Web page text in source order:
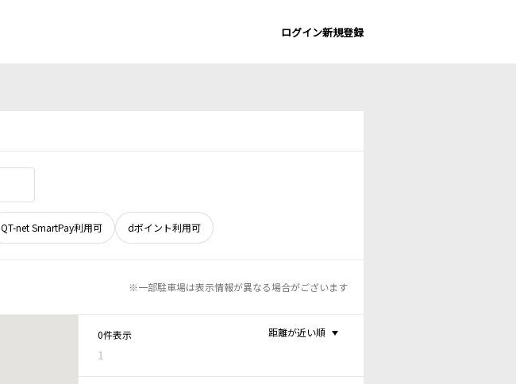
ログイン新規登録
QT-net SmartPay利用可 dポイント利用可
※一部駐車場は表示情報が異なる場合がございます
0件表示
1
距離が近い順